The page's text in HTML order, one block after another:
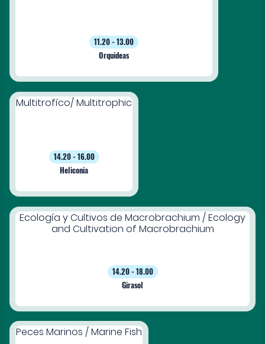
11.20 - 13.00
Orquideas
Multitrofíco/ Multitrophic
14.20 - 16.00
Heliconia
Ecología y Cultivos de Macrobrachium / Ecology
and Cultivation of Macrobrachium
14.20 - 18.00
Girasol
Peces Marinos / Marine Fish